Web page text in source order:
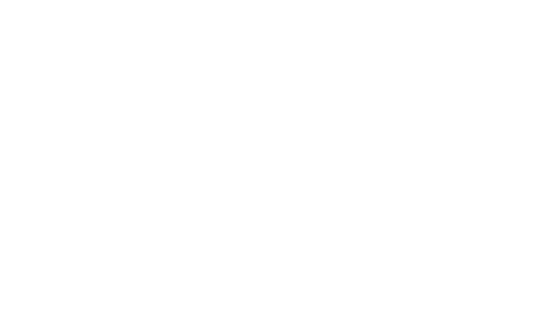
Tripla
de Alta Velocidade
Engrenagem de Corrente